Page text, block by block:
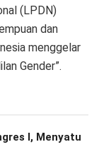
(LPDN)
dan
menggelar
Gender”.
I, Menyatu